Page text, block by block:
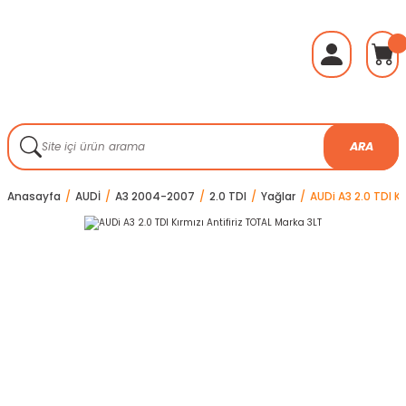
ARA
Anasayfa AUDİ A3 2004-2007 2.0 TDI Yağlar AUDi A3 2.0 TDI